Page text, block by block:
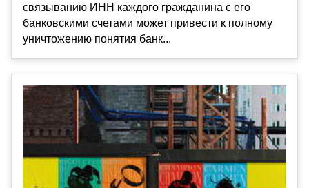
связыванию ИНН каждого гражданина с его
банковскими счетами может привести к полному
уничтожению понятия банк...